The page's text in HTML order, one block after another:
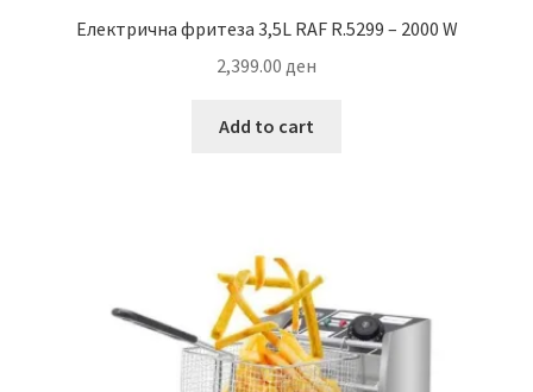
Електрична фритеза 3,5L RAF R.5299 – 2000 W
2,399.00 ден
Add to cart